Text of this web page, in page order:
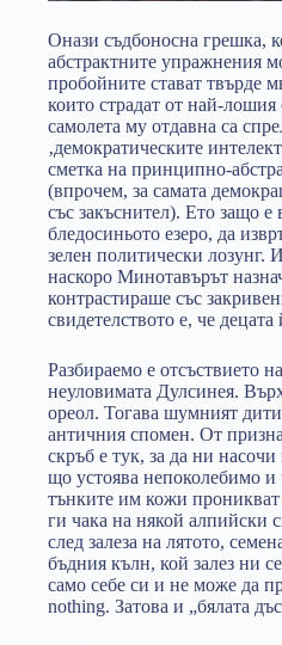
Онази съдбоносна грешка,
абстрактните упражнения
пробойните стават твърде
които страдат от най-
самолета му отдавна са
‚демократическите
сметка на принципно-
(впрочем, за самата
със закъснител). Ето защо
бледосиньото езеро, да
зелен политически лозунг.
наскоро Минотавърът
контрастираше със
свидетелството е, че
Разбираемо е отсъствието
неуловимата Дулсинея.
ореол. Тогава шумният
античния спомен. От
скръб е тук, за да ни
що устоява непоколебимо и
тънките им кожи проникват
ги чака на някой алпийски
след залеза на лятото,
бъдния кълн, кой залез ни
само себе си и не може да
nothing. Затова и „бялата